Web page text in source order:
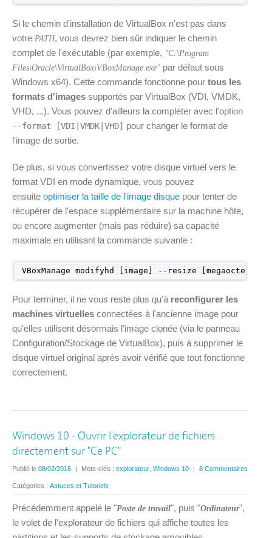
Si le chemin d'installation de VirtualBox n'est pas dans
votre PATH, vous devrez bien sûr indiquer le chemin
complet de l'exécutable (par exemple, "C:\Program
Files\Oracle\VirtualBox\VBoxManage.exe" par défaut sous
Windows x64). Cette commande fonctionne pour tous les
formats d'images supportés par VirtualBox (VDI, VMDK,
VHD, ...). Vous pouvez d'ailleurs la compléter avec l'option
--format [VDI|VMDK|VHD] pour changer le format de
l'image de sortie.
De plus, si vous convertissez votre disque virtuel vers le
format VDI en mode dynamique, vous pouvez
ensuite optimiser la taille de l'image disque pour tenter de
récupérer de l'espace supplémentaire sur la machine hôte,
ou encore augmenter (mais pas réduire) sa capacité
maximale en utilisant la commande suivante :
VBoxManage modifyhd [image] --resize [megaoctets]
Pour terminer, il ne vous reste plus qu'à reconfigurer les
machines virtuelles connectées à l'ancienne image pour
qu'elles utilisent désormais l'image clonée (via le panneau
Configuration/Stockage de VirtualBox), puis à supprimer le
disque virtuel original après avoir vérifié que tout fonctionne
correctement.
Windows 10 - Ouvrir l'explorateur de fichiers
directement sur "Ce PC"
8 Commentaires
Publié le 08/02/2016 | Mots-clés : explorateur Windows 10 |
Catégories : Astuces et Tutoriels
Précédemment appelé le "Poste de travail", puis "Ordinateur",
le volet de l'explorateur de fichiers qui affiche toutes les